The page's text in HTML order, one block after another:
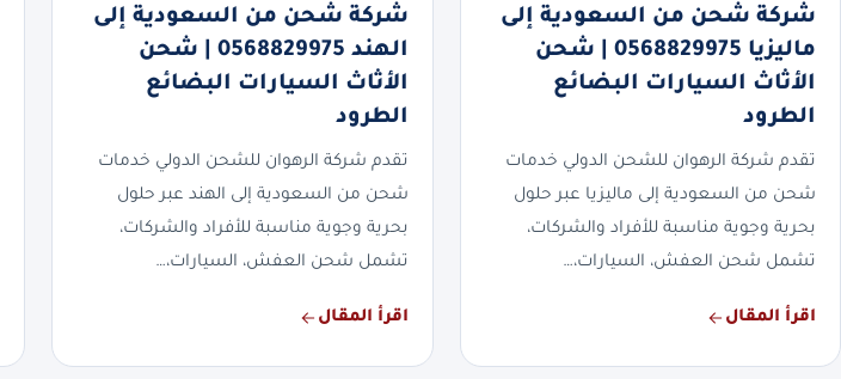
شركة شحن من السعودية إلى
ماليزيا 0568829975 | شحن
الأثاث السيارات البضائع
الطرود
تقدم شركة الرهوان للشحن الدولي خدمات
شحن من السعودية إلى ماليزيا عبر حلول
بحرية وجوية مناسبة للأفراد والشركات،
تشمل شحن العفش، السيارات،…
اقرأ المقال
شركة شحن من السعودية إلى
الهند 0568829975 | شحن
الأثاث السيارات البضائع
الطرود
تقدم شركة الرهوان للشحن الدولي خدمات
شحن من السعودية إلى الهند عبر حلول
بحرية وجوية مناسبة للأفراد والشركات،
تشمل شحن العفش، السيارات،…
اقرأ المقال